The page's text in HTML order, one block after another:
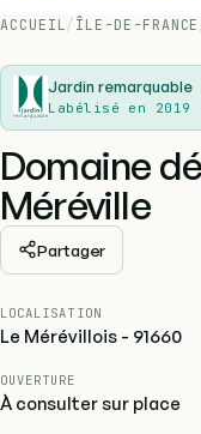
ACCUEIL / ÎLE-DE-FRANCE
Jardin remarquable
Labélisé en
Domaine
Méréville
Partager
LOCALISATION
Le Mérévillois - 91660
OUVERTURE
À consulter sur place